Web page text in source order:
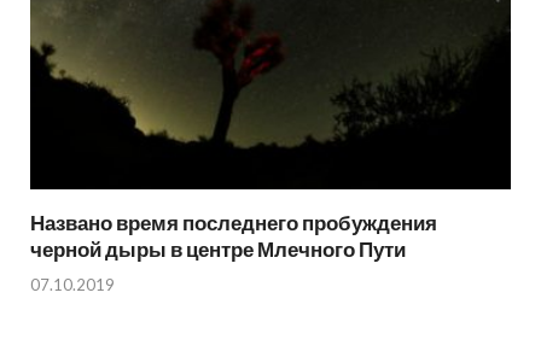
Названо время последнего пробуждения
черной дыры в центре Млечного Пути
07.10.2019